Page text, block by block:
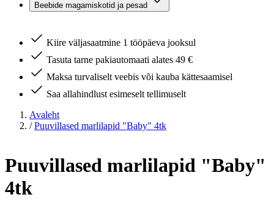
Beebide magamiskotid ja pesad
Kiire väljasaatmine 1 tööpäeva jooksul
Tasuta tarne pakiautomaati alates 49 €
Maksa turvaliselt veebis või kauba kättesaamisel
Saa allahindlust esimeselt tellimuselt
Avaleht
/ Puuvillased marlilapid "Baby" 4tk
Puuvillased marlilapid "Baby"
4tk